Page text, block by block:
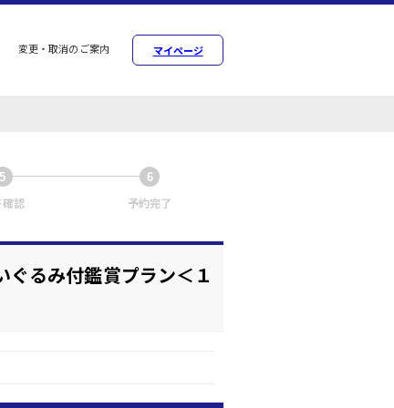
変更・取消のご案内 マイページ
5
認
6
予約完了
るみ付鑑賞プラン＜１